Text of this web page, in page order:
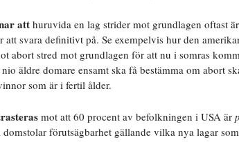
att huruvida en lag strider mot grundlagen oftast
att svara definitivt på. Se exempelvis hur den
abort stred mot grundlagen för att nu i somras
äldre domare ensamt ska få bestämma om abort
som är i fertil ålder.
mot att 60 procent av befolkningen i USA är
förutsägbarhet gällande vilka nya lagar